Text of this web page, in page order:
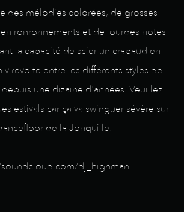
des mélodies colorées, de grosses
ronronnements et de lourdes notes
la capacité de scier un crapaud en
virevolte entre les différents styles de
une dizaine d'années. Veuillez
estivals car ça va swinguer sévère sur
de la Jonquille!
dj_highman
--------------